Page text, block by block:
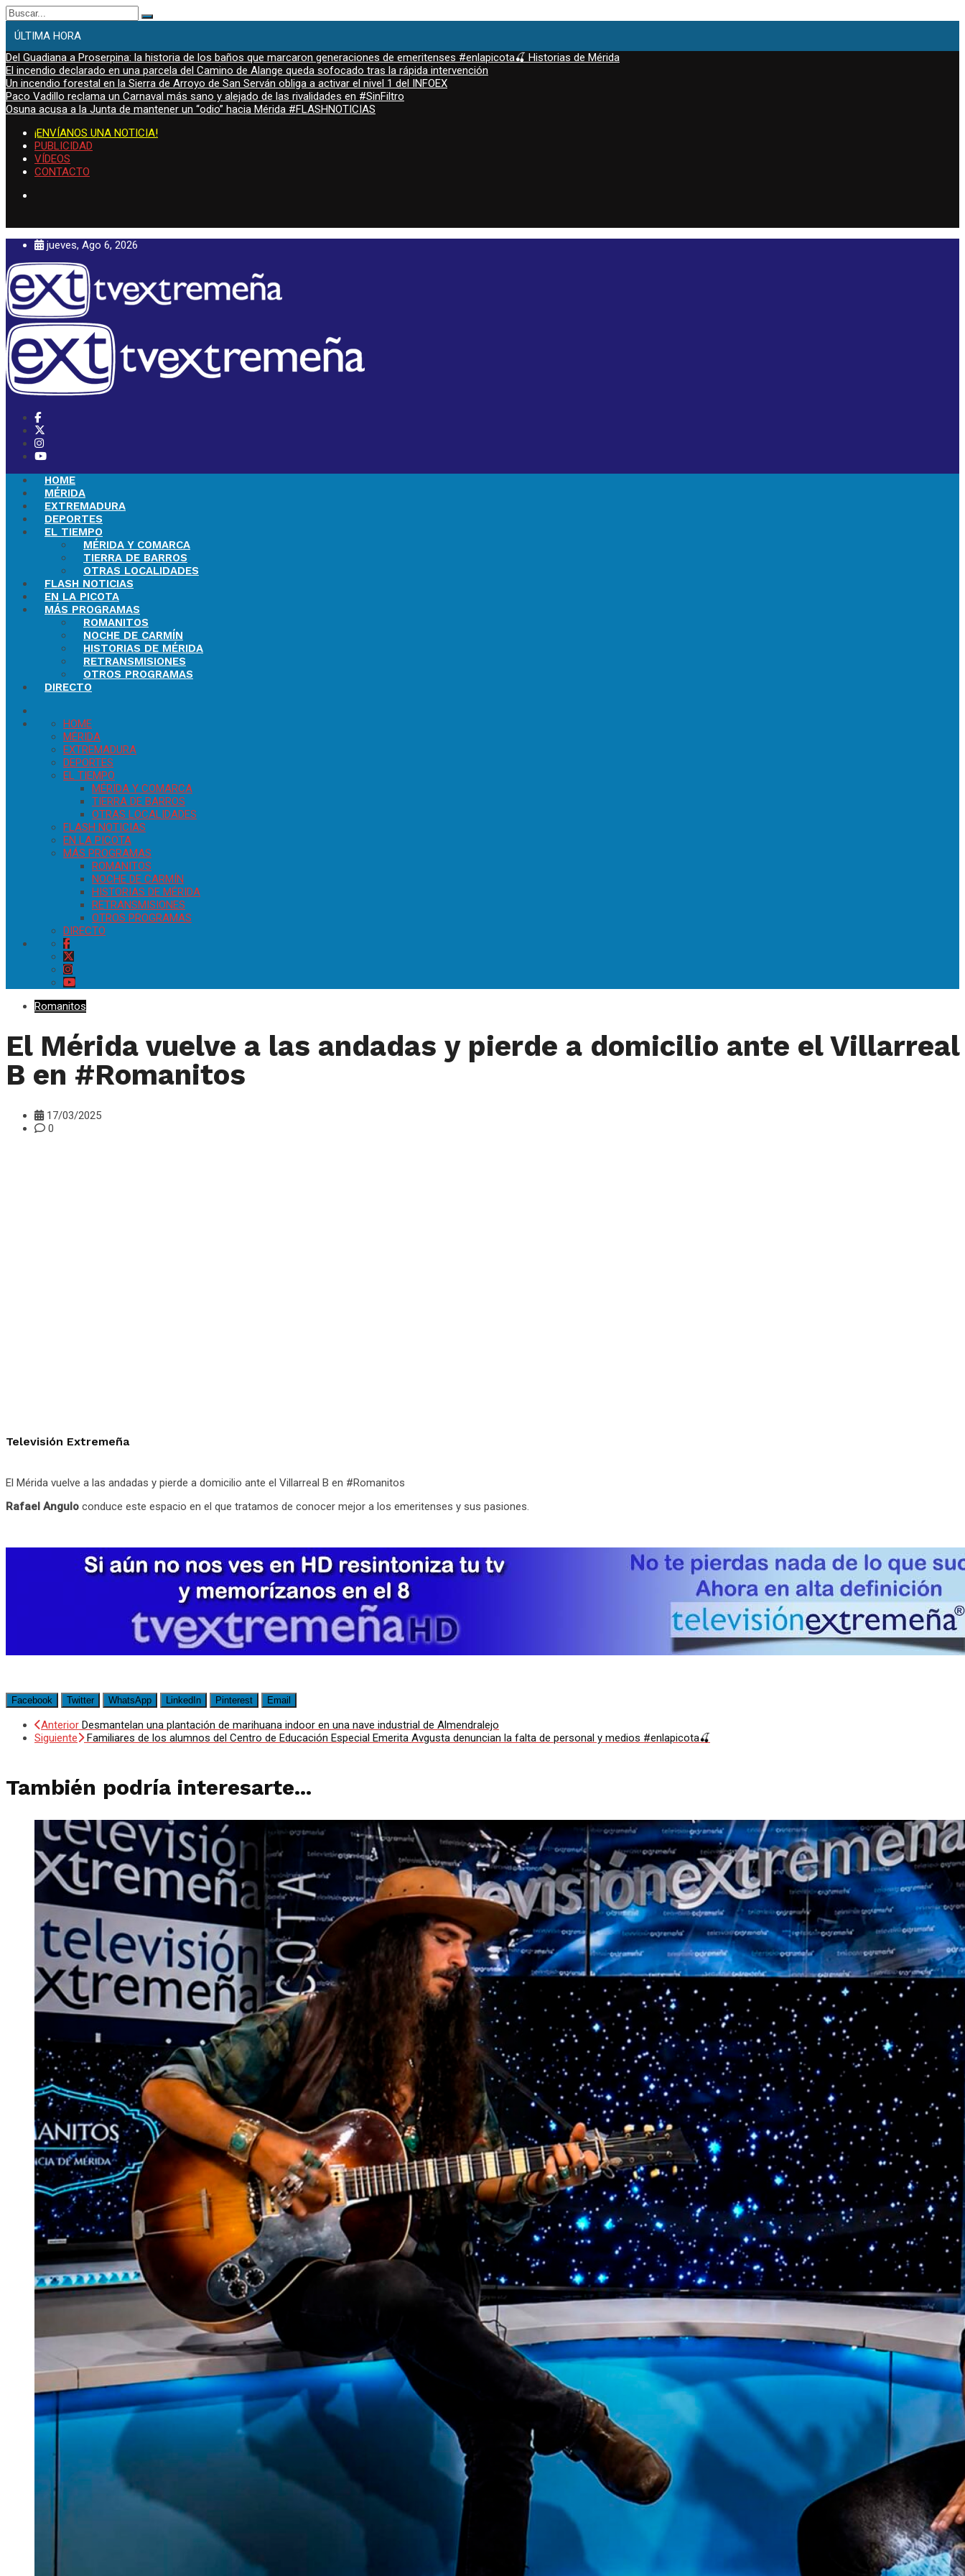
Buscar:
ÚLTIMA HORA
Del Guadiana a Proserpina: la historia de los baños que marcaron generaciones de emeritenses #enlapicota🍒 Historias de Mérida
El incendio declarado en una parcela del Camino de Alange queda sofocado tras la rápida intervención
Un incendio forestal en la Sierra de Arroyo de San Serván obliga a activar el nivel 1 del INFOEX
Paco Vadillo reclama un Carnaval más sano y alejado de las rivalidades en #SinFiltro
Osuna acusa a la Junta de mantener un “odio” hacia Mérida #FLASHNOTICIAS
¡ENVÍANOS UNA NOTICIA!
PUBLICIDAD
VÍDEOS
CONTACTO
jueves, Ago 6, 2026
HOME
MÉRIDA
EXTREMADURA
DEPORTES
EL TIEMPO
MÉRIDA Y COMARCA
TIERRA DE BARROS
OTRAS LOCALIDADES
FLASH NOTICIAS
EN LA PICOTA
MÁS PROGRAMAS
ROMANITOS
NOCHE DE CARMÍN
HISTORIAS DE MÉRIDA
RETRANSMISIONES
OTROS PROGRAMAS
DIRECTO
HOME
MÉRIDA
EXTREMADURA
DEPORTES
EL TIEMPO
MÉRIDA Y COMARCA
TIERRA DE BARROS
OTRAS LOCALIDADES
FLASH NOTICIAS
EN LA PICOTA
MÁS PROGRAMAS
ROMANITOS
NOCHE DE CARMÍN
HISTORIAS DE MÉRIDA
RETRANSMISIONES
OTROS PROGRAMAS
DIRECTO
Romanitos
El Mérida vuelve a las andadas y pierde a domicilio ante el Villarreal
B en #Romanitos
17/03/2025
0
Televisión Extremeña
El Mérida vuelve a las andadas y pierde a domicilio ante el Villarreal B en #Romanitos
Rafael Angulo conduce este espacio en el que tratamos de conocer mejor a los emeritenses y sus pasiones.
Facebook Twitter WhatsApp LinkedIn Pinterest Email
Anterior Desmantelan una plantación de marihuana indoor en una nave industrial de Almendralejo
Siguiente
Familiares de los alumnos del Centro de Educación Especial Emerita Avgusta denuncian la falta de personal y medios #enlapicota🍒
También podría interesarte...